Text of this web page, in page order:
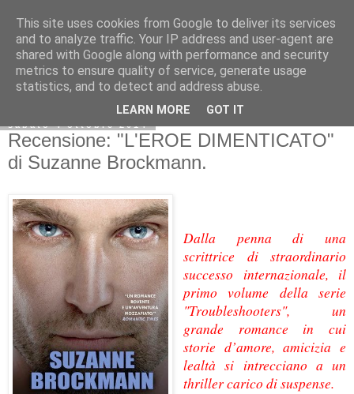
sabato 4 ottobre 2014
Recensione: "L'EROE DIMENTICATO"
di Suzanne Brockmann.
Dalla penna di una
scrittrice di straordinario
successo internazionale, il
primo volume della serie
"Troubleshooters", un
grande romance in cui
storie d’amore, amicizia e
lealtà si intrecciano a un
thriller carico di suspense.
This site uses cookies from Google to deliver its services
and to analyze traffic. Your IP address and user-agent are
shared with Google along with performance and security
metrics to ensure quality of service, generate usage
statistics, and to detect and address abuse.
LEARN MORE GOT IT